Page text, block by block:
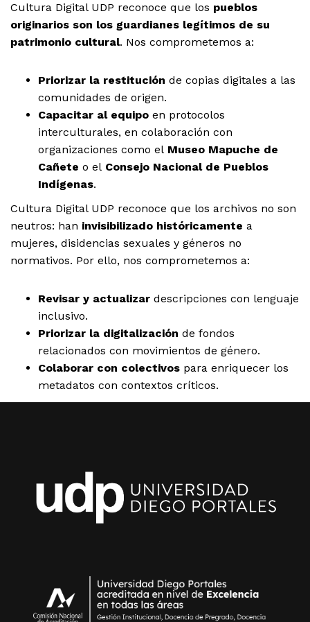
Cultura Digital UDP reconoce que los pueblos
originarios son los guardianes legítimos de su
patrimonio cultural. Nos comprometemos a:
Priorizar la restitución de copias digitales a las
comunidades de origen.
Capacitar al equipo en protocolos
interculturales, en colaboración con
organizaciones como el Museo Mapuche de
Cañete o el Consejo Nacional de Pueblos
Indígenas.
Cultura Digital UDP reconoce que los archivos no son
neutros: han invisibilizado históricamente a
mujeres, disidencias sexuales y géneros no
normativos. Por ello, nos comprometemos a:
Revisar y actualizar descripciones con lenguaje
inclusivo.
Priorizar la digitalización de fondos
relacionados con movimientos de género.
Colaborar con colectivos para enriquecer los
metadatos con contextos críticos.